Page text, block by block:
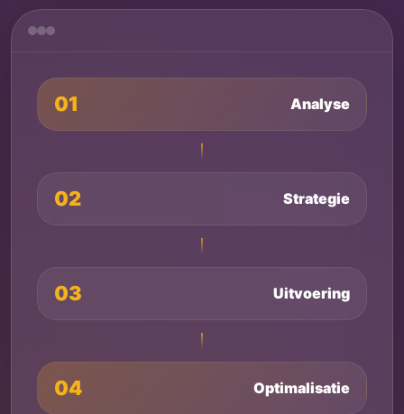
01 Analyse
02 Strategie
03 Uitvoering
04 Optimalisatie